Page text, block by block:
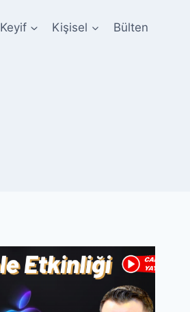
Keyif Kişisel Bülten